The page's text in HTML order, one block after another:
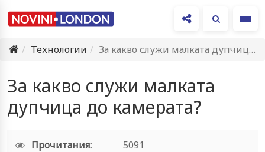
Технологии
За какво служи малката дупчица до камерата?
За какво служи малката
дупчица до камерата?
Прочитания:
5091